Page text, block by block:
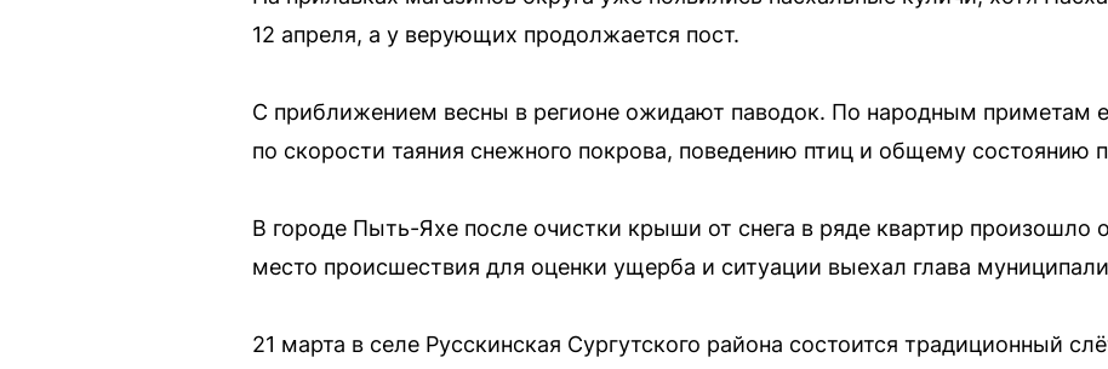
12 апреля, а у верующих продолжается пост.
С приближением весны в регионе ожидают паводок. По народным приметам
по скорости таяния снежного покрова, поведению птиц и общему состоянию
В городе Пыть-Яхе после очистки крыши от снега в ряде квартир произошло
место происшествия для оценки ущерба и ситуации выехал глава
21 марта в селе Русскинская Сургутского района состоится традиционный